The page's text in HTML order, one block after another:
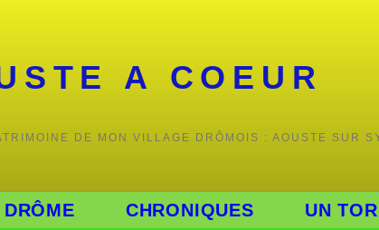
A COEUR
DE MON VILLAGE DRÔMOIS : AOUSTE SUR
CHRONIQUES
UN